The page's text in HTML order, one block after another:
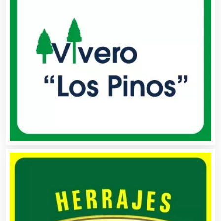
Automatización
Automóviles Nuevos y Usados
Avaluos
Balnearios